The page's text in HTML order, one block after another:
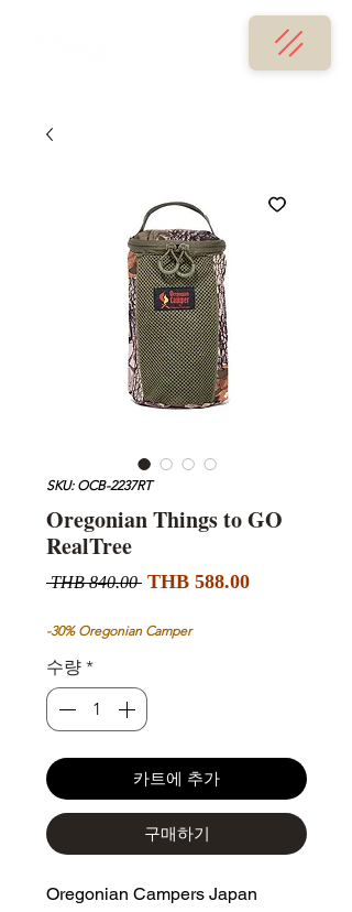
SKU: OCB-2237RT
Oregonian Things to GO
RealTree
THB 840.00 일
가
THB 588.00할
-30% Oregonian Camper
수량 *
카트에 추가
구매하기
Oregonian Campers Japan